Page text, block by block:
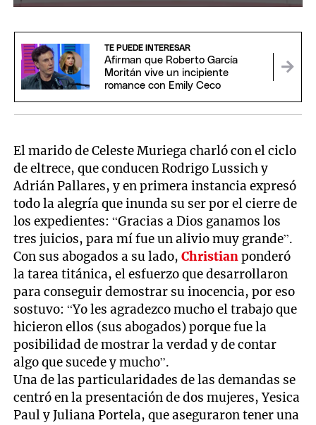
of
minutes,
38
seconds
TE PUEDE INTERESAR
Afirman que Roberto García
Moritán vive un incipiente
romance con Emily Ceco
El marido de Celeste Muriega charló con el ciclo
de eltrece, que conducen Rodrigo Lussich y
Adrián Pallares, y en primera instancia expresó
todo la alegría que inunda su ser por el cierre de
los expedientes: “Gracias a Dios ganamos los
tres juicios, para mí fue un alivio muy grande”.
Con sus abogados a su lado,Christianponderó
la tarea titánica, el esfuerzo que desarrollaron
para conseguir demostrar su inocencia, por eso
sostuvo: “Yo les agradezco mucho el trabajo que
hicieron ellos (sus abogados) porque fue la
posibilidad de mostrar la verdad y de contar
algo que sucede y mucho”.
Una de las particularidades de las demandas se
centró en la presentación de dos mujeres, Yesica
Paul y Juliana Portela, que aseguraron tener una